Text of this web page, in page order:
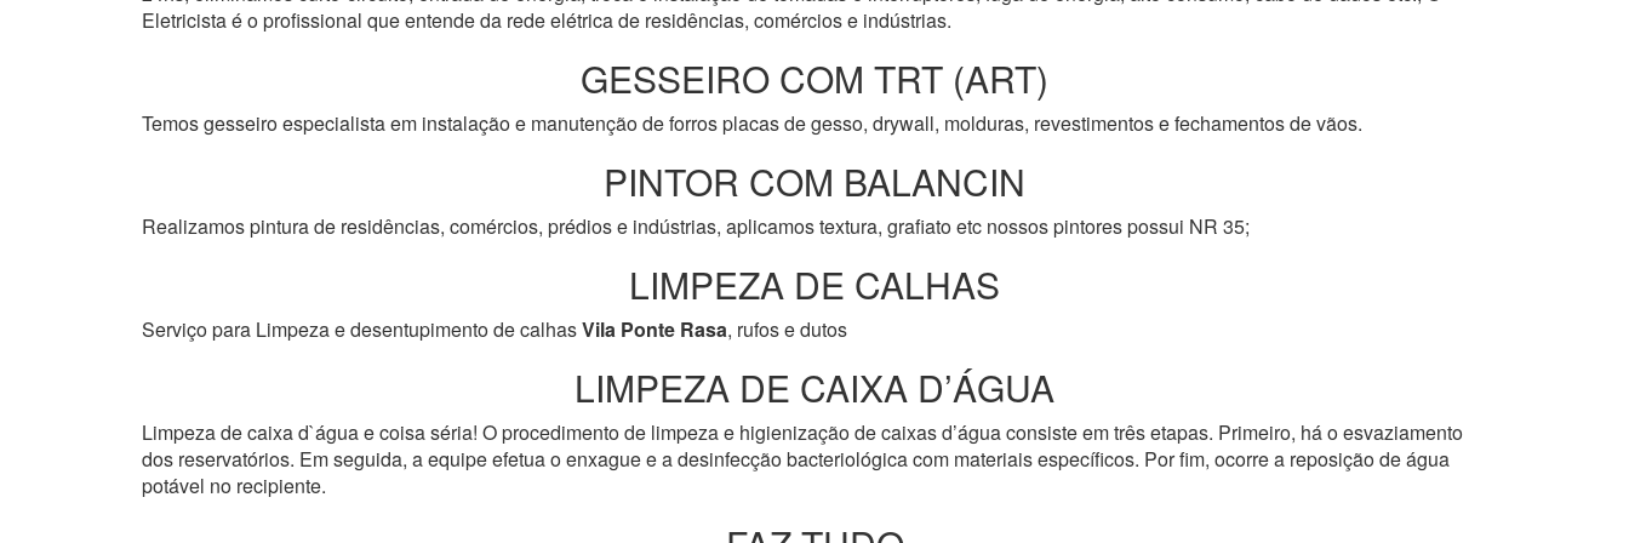
Eletricista é o profissional que entende da rede elétrica de residências, comércios e indústrias.
GESSEIRO COM TRT (ART)
Temos gesseiro especialista em instalação e manutenção de forros placas de gesso, drywall, molduras, revestimentos e fechamentos de vãos.
PINTOR COM BALANCIN
Realizamos pintura de residências, comércios, prédios e indústrias, aplicamos textura, grafiato etc nossos pintores possui NR 35;
LIMPEZA DE CALHAS
Serviço para Limpeza e desentupimento de calhasVila Ponte Rasa, rufos e dutos
LIMPEZA DE CAIXA D’ÁGUA
Limpeza de caixa d`água e coisa séria! O procedimento de limpeza e higienização de caixas d’água consiste em três etapas. Primeiro, há o esvaziamento
dos reservatórios. Em seguida, a equipe efetua o enxague e a desinfecção bacteriológica com materiais específicos. Por fim, ocorre a reposição de água
potável no recipiente.